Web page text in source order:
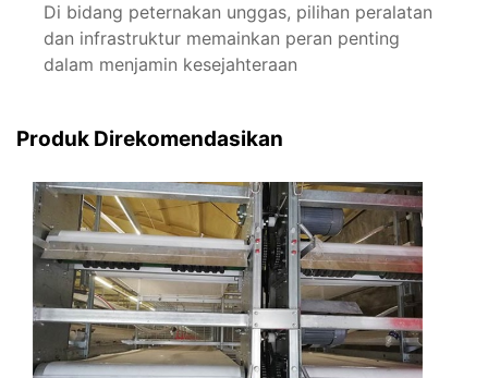
Di bidang peternakan unggas, pilihan peralatan
dan infrastruktur memainkan peran penting
dalam menjamin kesejahteraan
Produk Direkomendasikan